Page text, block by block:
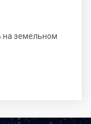
на земельном